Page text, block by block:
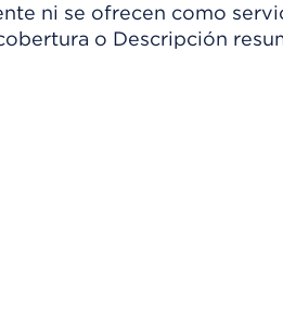
ni se ofrecen como
o Descripción